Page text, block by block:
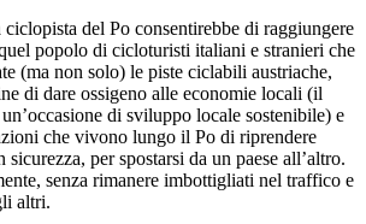
del Po consentirebbe di raggiungere
popolo di cicloturisti italiani e stranieri che
(ma non solo) le piste ciclabili austriache,
di dare ossigeno alle economie locali (il
di sviluppo locale sostenibile) e
che vivono lungo il Po di riprendere
per spostarsi da un paese all’altro.
senza rimanere imbottigliati nel traffico e
altri.